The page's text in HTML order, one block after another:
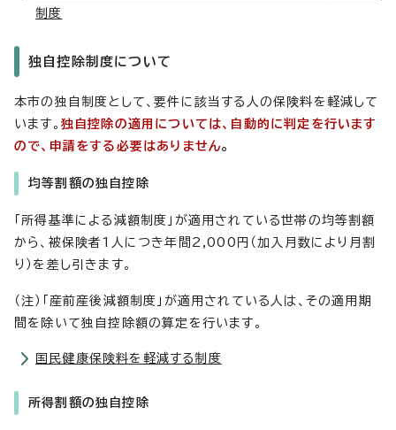
制度
独自控除制度について
本市の独自制度として、要件に該当する人の保険料を軽減して
います。 独自控除の適用については、自動的に判定を行います
ので、申請をする必要はありません。
均等割額の独自控除
「所得基準による減額制度」が適用されている世帯の均等割額
から、被保険者1人につき年間2,000円（加入月数により月割
り）を差し引きます。
（注）「産前産後減額制度」が適用されている人は、その適用期
間を除いて独自控除額の算定を行います。
国民健康保険料を軽減する制度
所得割額の独自控除